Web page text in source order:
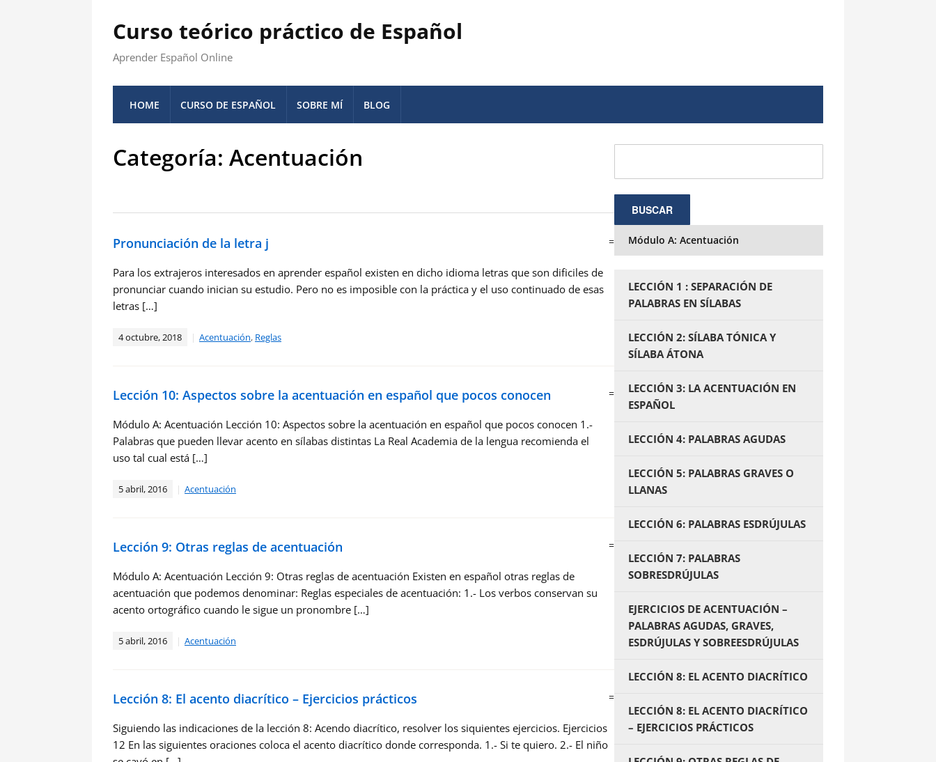
Curso teórico práctico de Español
Aprender Español Online
HOME CURSO DE ESPAÑOL SOBRE MÍ BLOG
Categoría: Acentuación
Pronunciación de la letra j
Para los extrajeros interesados en aprender español existen en dicho idioma letras que son dificiles de
pronunciar cuando inician su estudio. Pero no es imposible con la práctica y el uso continuado de esas
letras […]
4 octubre, 2018 Acentuación, Reglas
=
Lección 10: Aspectos sobre la acentuación en español que pocos conocen
Módulo A: Acentuación Lección 10: Aspectos sobre la acentuación en español que pocos conocen 1.-
Palabras que pueden llevar acento en sílabas distintas La Real Academia de la lengua recomienda el
uso tal cual está […]
5 abril, 2016 Acentuación
=
Lección 9: Otras reglas de acentuación
Módulo A: Acentuación Lección 9: Otras reglas de acentuación Existen en español otras reglas de
acentuación que podemos denominar: Reglas especiales de acentuación: 1.- Los verbos conservan su
acento ortográfico cuando le sigue un pronombre […]
5 abril, 2016 Acentuación
=
Lección 8: El acento diacrítico – Ejercicios prácticos
Siguiendo las indicaciones de la lección 8: Acendo diacrítico, resolver los siquientes ejercicios. Ejercicios
12 En las siguientes oraciones coloca el acento diacrítico donde corresponda. 1.- Si te quiero. 2.- El niño
=
Módulo A: Acentuación
LECCIÓN 1 : SEPARACIÓN DE
PALABRAS EN SÍLABAS
LECCIÓN 2: SÍLABA TÓNICA Y
SÍLABA ÁTONA
LECCIÓN 3: LA ACENTUACIÓN EN
ESPAÑOL
LECCIÓN 4: PALABRAS AGUDAS
LECCIÓN 5: PALABRAS GRAVES O
LLANAS
LECCIÓN 6: PALABRAS ESDRÚJULAS
LECCIÓN 7: PALABRAS
SOBRESDRÚJULAS
EJERCICIOS DE ACENTUACIÓN –
PALABRAS AGUDAS, GRAVES,
ESDRÚJULAS Y SOBREESDRÚJULAS
LECCIÓN 8: EL ACENTO DIACRÍTICO
LECCIÓN 8: EL ACENTO DIACRÍTICO
– EJERCICIOS PRÁCTICOS